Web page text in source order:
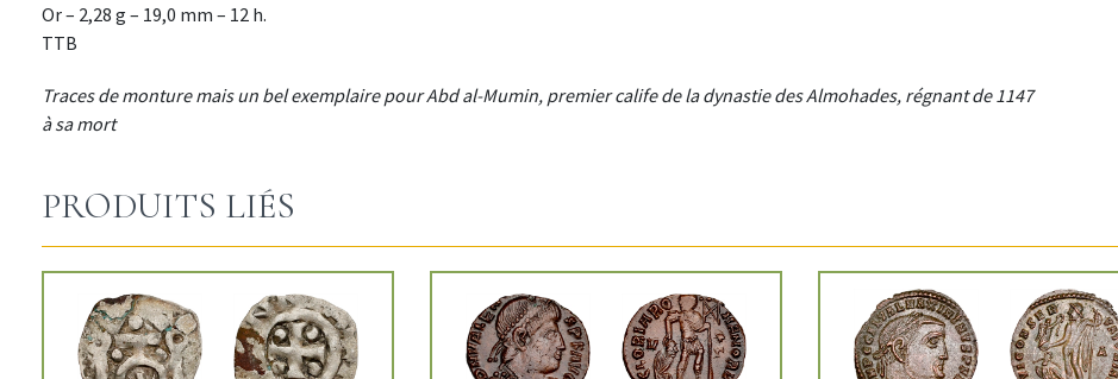
Or – 2,28 g – 19,0 mm – 12 h.
TTB
Traces de monture mais un bel exemplaire pour Abd al-Mumin, premier calife de la dynastie des Almohades, régnant de 1147
à sa mort
PRODUITS LIÉS